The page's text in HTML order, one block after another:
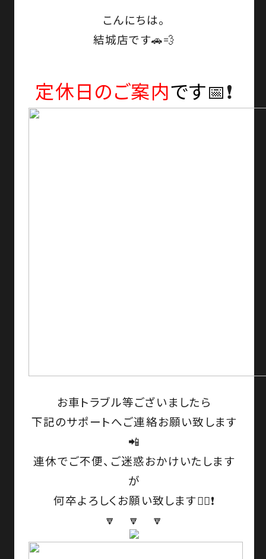
こんにちは。
結城店です🚗💨
定休日のご案内です📅❗
お車トラブル等ございましたら
下記のサポートへご連絡お願い致します
📲
連休でご不便、ご迷惑おかけいたします
が
何卒よろしくお願い致します🙇‍♀️❗
🔽 🔽 🔽